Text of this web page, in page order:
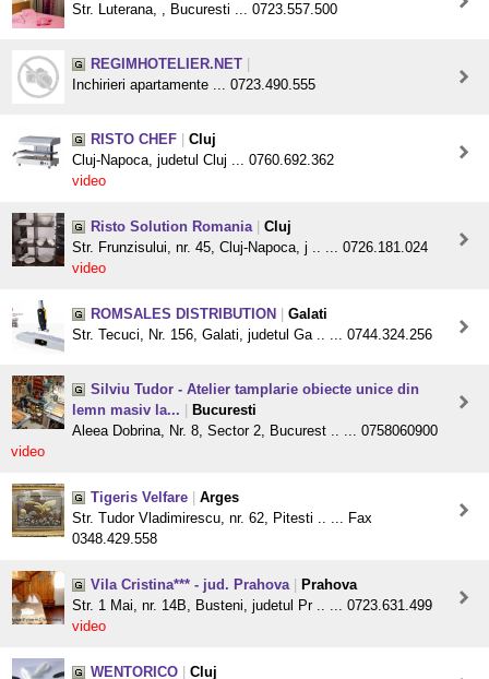
Str. Luterana, , Bucuresti ... 0723.557.500
REGIMHOTELIER.NET
Inchirieri apartamente ... 0723.490.555
RISTO CHEF
Cluj
Cluj-Napoca, judetul Cluj ... 0760.692.362
video
Risto Solution Romania
Cluj
Str. Frunzisului, nr. 45, Cluj-Napoca, j .. ... 0726.181.024
video
ROMSALES DISTRIBUTION
Galati
Str. Tecuci, Nr. 156, Galati, judetul Ga .. ... 0744.324.256
Silviu Tudor - Atelier tamplarie obiecte unice din
lemn masiv la...
Bucuresti
Aleea Dobrina, Nr. 8, Sector 2, Bucurest .. ... 0758060900
video
Tigeris Velfare
Arges
Str. Tudor Vladimirescu, nr. 62, Pitesti .. ... Fax
0348.429.558
Vila Cristina*** - jud. Prahova
Prahova
Str. 1 Mai, nr. 14B, Busteni, judetul Pr .. ... 0723.631.499
video
WENTORICO Cluj